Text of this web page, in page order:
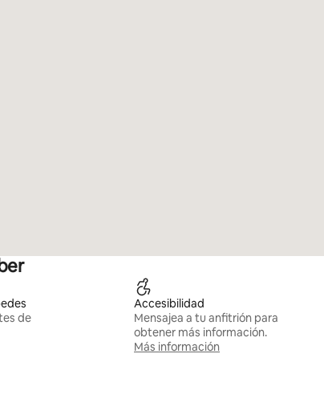
de
Accesibilidad
Mensajea a tu anfitrión para
obtener más información.
Más información